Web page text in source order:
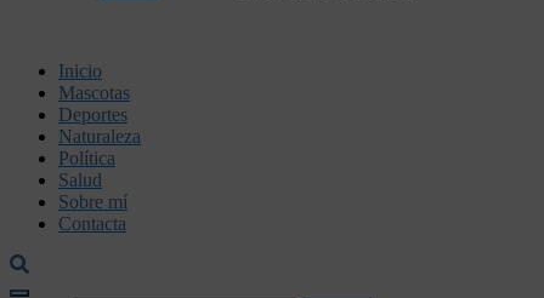
dnaservic.es
Inicio
Mascotas
Deportes
Naturaleza
Política
Salud
Sobre mí
Contacta